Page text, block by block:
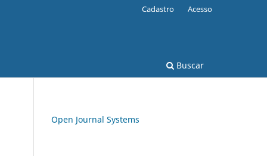
Buscar
Cadastro Acesso
Open Journal Systems